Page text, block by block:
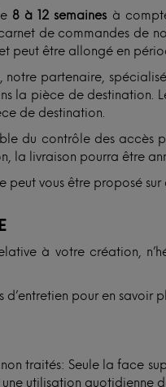
8 à 12 semaines à
de commandes de
peut être allongé en
notre partenaire,
la pièce de destination.
de destination.
du contrôle des accès
la livraison pourra être
peut vous être proposé sur
à votre création,
d’entretien pour en savoir
non traités: Seule la face
utilisation quotidienne